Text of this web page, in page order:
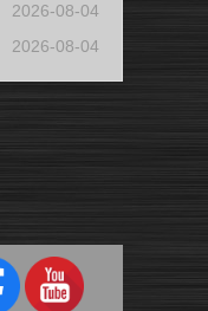
2026-08-04
2026-08-04